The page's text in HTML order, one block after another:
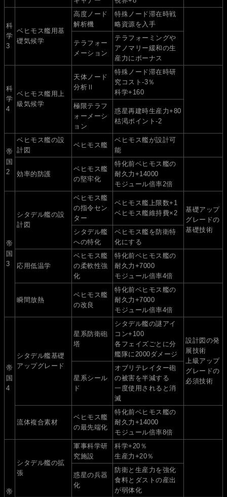
科
学
3
ベヒモス艦用基
礎気候学
高度ノード
解析機
特殊ノード滞在時戦
略資源を入手
テラフォー
メーション
テラフォーミングや
アノマリー緩和の生
産力にボーナス
科
学
4
ベヒモス艦用上
級気候学
天体ノード
分析Ⅱ
特殊ノード滞在時研
究コスト-3％
科学+160
極限テラフ
ォーメーシ
ョン
惑星再建時生産力+80
枯渇ポイント-2
帝
国
2
ベヒモス艦の設
計図
ベヒモス艦
ベヒモス艦が設計可
能
効率的防護
ベヒモス艦
の堅牢化
特化前ベヒモス艦の
耐久力+14000
モジュール倍率2倍
帝
国
3
シタデル艦の設
計図
ベヒモス艦
の指令セン
ター
ベヒモス艦上限数+1
ベヒモス艦維持費×2
基礎アップ
グレードの
基礎技術
シタデル艦
への特化
ベヒモス艦を防衛特
化にする
応用低温学
ベヒモス艦
の柔軟性強
化
特化前ベヒモス艦の
耐久力+7000
モジュール倍率4倍
瞬間放熱
ベヒモス艦
の改良
特化前ベヒモス艦の
耐久力+7000
モジュール倍率4倍
帝
国
4
シタデル艦基礎
アップグレード
星系防衛砲
塔
シタデル艦の謎アイ
コン+100
各フェイズごとに分
艦隊に2000ダメージ
設計図の発
展技術
上級アップ
グレードの
必須技術
星系シール
ド
オブリテレイター砲
の被害を半減する
一度使用されると消
滅
流体複合素材
ベヒモス艦
の最先端化
特化前ベヒモス艦の
耐久力+14000
モジュール倍率8倍
帝
シタデル艦の拡
張
軍事科学研
究施設
科学+20％
生産力+20％
惑星の兵器
化
防衛と生産力を強化
食料とダストの産出
が弱体化